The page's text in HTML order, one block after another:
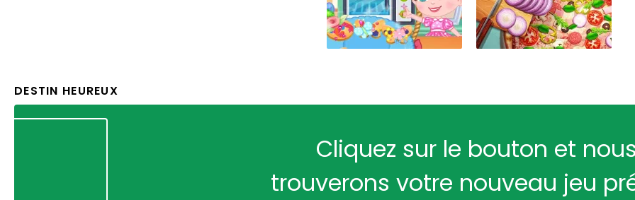
DESTIN HEUREUX
Cliquez sur le bouton et nous
trouverons votre nouveau jeu